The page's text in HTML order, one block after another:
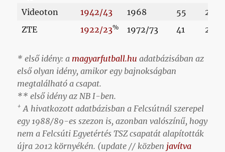
Videoton
1942/43 1968 55
ZTE
1922/23% 1972/73 41
* első idény: a magyarfutball.hu adatbázisában az
első olyan idény, amikor egy bajnokságban
megtalálható a csapat.
** első idény az NB I-ben.
+ A hivatkozott adatbázisban a Felcsútnál szerepel
egy 1988/89-es szezon is, azonban valószínű, hogy
nem a Felcsúti Egyetértés TSZ csapatát alapították
újra 2012 környékén. (update // közben javítva